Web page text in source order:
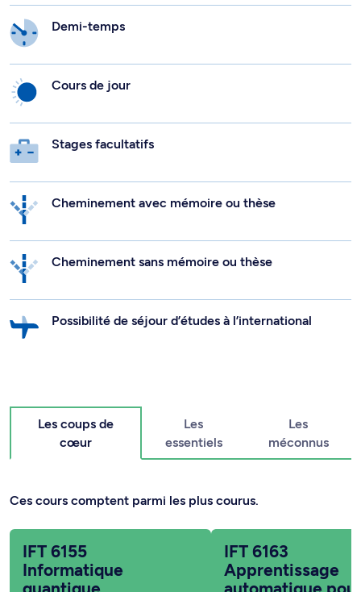
Demi-temps
Cours de jour
Stages facultatifs
Cheminement avec mémoire ou thèse
Cheminement sans mémoire ou thèse
Possibilité de séjour d’études à l’international
Les coups de
cœur
Les
essentiels
Les
méconnus
Ces cours comptent parmi les plus courus.
IFT 6155
Informatique
IFT 6163
Apprentissage